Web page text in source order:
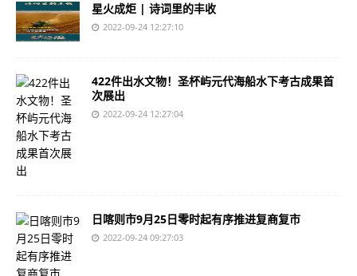
星火成炬 | 诗词里的丰收
2022-09-24 12:27:10
422件出水文物！圣杯屿元代海船水下考古成果首
次展出
2022-09-24 12:27:04
日喀则市9月25日零时起有序推进复商复市
2022-09-24 09:27:03